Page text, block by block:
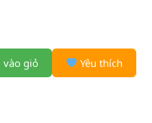
vào giỏ Yêu thích